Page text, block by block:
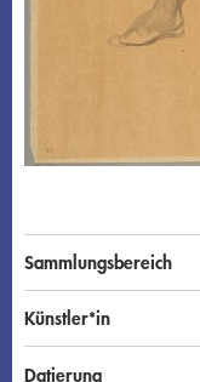
Sammlungsbereich
Künstler*in
Datierung